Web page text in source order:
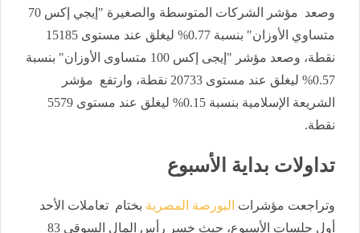
وصعد مؤشر الشركات المتوسطة والصغيرة "إيجي إكس 70
متساوي الأوزان" بنسبة 0.77% ليغلق عند مستوى 15185
نقطة، وصعد مؤشر "إيجى إكس 100 متساوى الأوزان" بنسبة
0.57% ليغلق عند مستوى 20733 نقطة، وارتفع مؤشر
الشريعة الإسلامية بنسبة 0.15% ليغلق عند مستوى 5579
نقطة.
تداولات بداية الأسبوع
وتراجعت مؤشرات البورصة المصرية بختام تعاملات الأحد
أول جلسات الأسبوع، حيث خسر رأس المال السوقي 83